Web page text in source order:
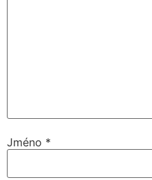
Jméno *